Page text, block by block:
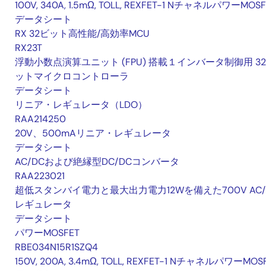
100V, 340A, 1.5mΩ, TOLL, REXFET-1 Nチャネルパワー
データシート
RX 32ビット高性能/高効率MCU
RX23T
浮動小数点演算ユニット (FPU) 搭載１インバータ制御用
ットマイクロコントローラ
データシート
リニア・レギュレータ（LDO）
RAA214250
20V、500mAリニア・レギュレータ
データシート
AC/DCおよび絶縁型DC/DCコンバータ
RAA223021
超低スタンバイ電力と最大出力電力12Wを備えた700V
レギュレータ
データシート
パワーMOSFET
RBE034N15R1SZQ4
150V, 200A, 3.4mΩ, TOLL, REXFET-1 Nチャネルパワー